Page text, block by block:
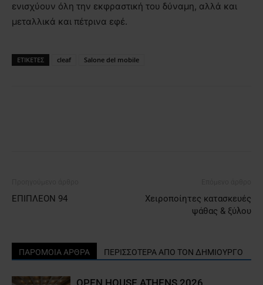
ενισχύουν όλη την εκφραστική του δύναμη, αλλά και
μεταλλικά και πέτρινα εφέ.
ΕΤΙΚΕΤΕΣ cleaf Salone del mobile
ΕΠΙΠΛΕΟΝ 94
Χειροποίητες κατασκευές
ψάθας & ξύλου
ΠΑΡΟΜΟΙΑ ΑΡΘΡΑ ΠΕΡΙΣΣΟΤΕΡΑ ΑΠΟ ΤΟΝ ΔΗΜΙΟΥΡΓΟ